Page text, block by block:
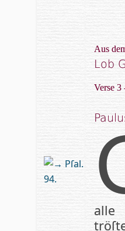
Aus
Lob
Verse 3
Pſal.
94.
alle